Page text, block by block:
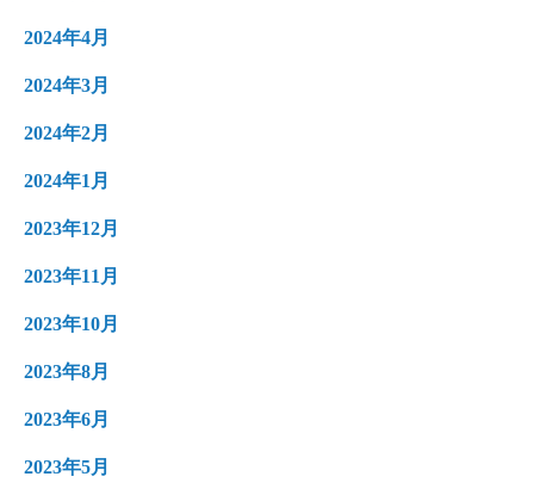
2024年4月
2024年3月
2024年2月
2024年1月
2023年12月
2023年11月
2023年10月
2023年8月
2023年6月
2023年5月